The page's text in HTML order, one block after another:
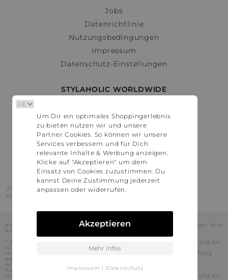
Jobs
Datenrichtlinie
Nutzungsbedingungen
Impressum
Datenschutz-Einstellungen
STYLAHOLIC WORLDWIDE
Österreich
Schweiz
France
United States
2016 - 2026 © Stylaholic.
Made for you with love in munich.
Alle Preise inkl. der jeweils geltenden gesetzlichen Mehrwertsteuer. Alle
Angaben ohne Gewähr.
* Die angezeigten Preise beinhalten Rabatte, die durch die Nutzung der
Gutschein-Codes auf den Seiten unserer Partner voraussichtlich
realisiert werden können. Stylaholic führt keine vollständige Prüfung
der Gutschein-Codes durch und es kann daher in Einzelfällen
vorkommen, dass die Gutscheine abweichend von unserem
Kenntnisstand bei dem jeweiligen Shop nicht oder nur teilweise
verwendet werden können. Darüber hinaus kann deren Verwendung an
Um Dir ein optimales Shoppingerlebnis
zu bieten nutzen wir und unsere
Partner Cookies. So können wir unsere
Services verbessern und für Dich
relevante Inhalte & Werbung anzeigen.
Klicke auf "Akzeptieren" um dem
Einsatz von Cookies zuzustimmen. Du
kannst Deine Zustimmung jederzeit
anpassen oder widerrufen.
Akzeptieren
Mehr Infos
Impressum | Datenschutz